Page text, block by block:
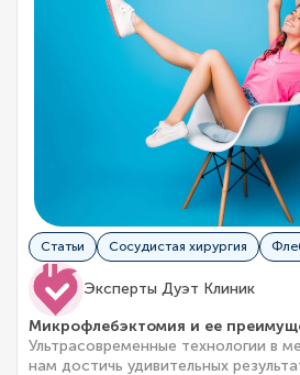
Статьи Сосудистая хирургия
Эксперты Дуэт Клиник
Микрофлебэктомия и ее
Ультрасовременные технологии в
нам достичь удивительных